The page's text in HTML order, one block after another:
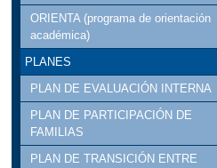
ORIENTA (programa de orientación
académica)
PLANES
PLAN DE EVALUACIÓN INTERNA
PLAN DE PARTICIPACIÓN DE
FAMILIAS
PLAN DE TRANSICIÓN ENTRE